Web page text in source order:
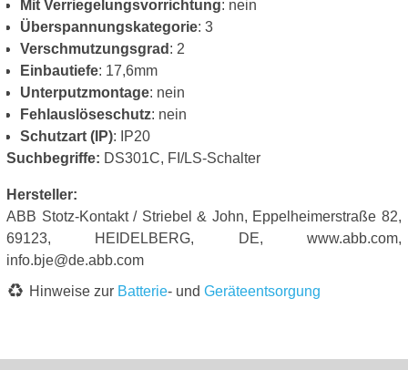
Mit Verriegelungsvorrichtung: nein
Überspannungskategorie: 3
Verschmutzungsgrad : 2
Einbautiefe: 17,6mm
Unterputzmontage: nein
Fehlauslöseschutz: nein
Schutzart (IP): IP20
Suchbegriffe: DS301C, FI/LS-Schalter
Hersteller:
ABB Stotz-Kontakt / Striebel & John, Eppelheimerstraße 82,
69123, HEIDELBERG, DE, www.abb.com,
info.bje@de.abb.com
Hinweise zur Batterie- und Geräteentsorgung